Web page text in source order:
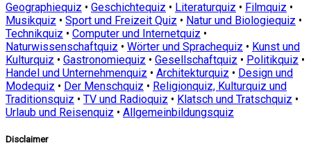
Geographiequiz • Geschichtequiz • Literaturquiz • Filmquiz •
Musikquiz • Sport und Freizeit Quiz • Natur und Biologiequiz •
Technikquiz • Computer und Internetquiz •
Naturwissenschaftquiz • Wörter und Sprachequiz • Kunst und
Kulturquiz • Gastronomiequiz • Gesellschaftquiz • Politikquiz •
Handel und Unternehmenquiz • Architekturquiz • Design und
Modequiz • Der Menschquiz • Religionquiz, Kulturquiz und
Traditionsquiz • TV und Radioquiz • Klatsch und Tratschquiz •
Urlaub und Reisenquiz • Allgemeinbildungsquiz
Disclaimer